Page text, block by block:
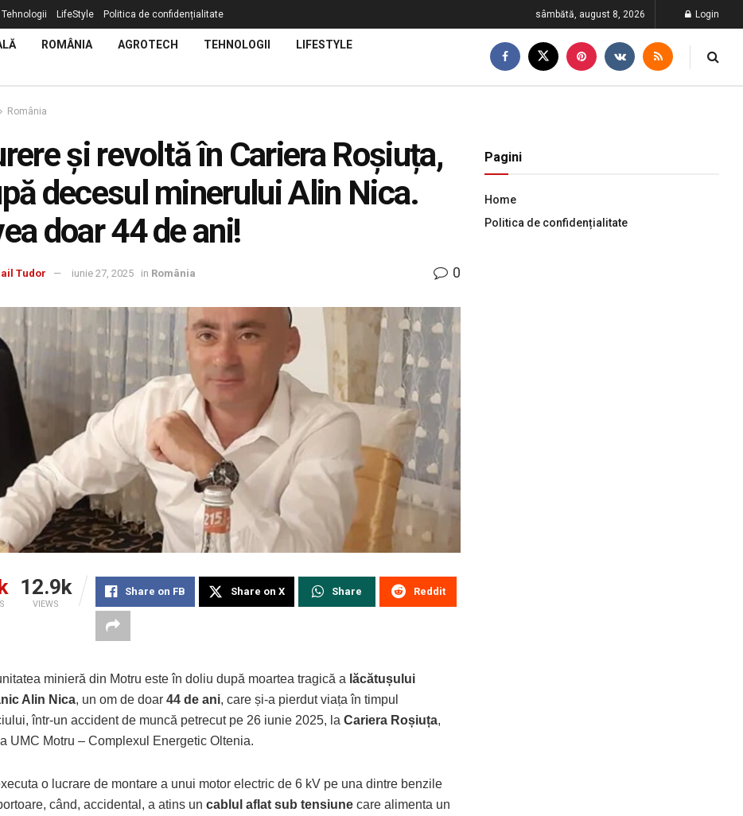
Tehnologii LifeStyle Politica de confidențialitate sâmbătă, august 8, 2026 Login
ROMÂNIA AGROTECH TEHNOLOGII LIFESTYLE
România
și revoltă în Cariera Roșiuța,
decesul minerului Alin Nica.
doar 44 de ani!
Tudor iunie 27, 2025 in România 0
12.9k
VIEWS
Share on FB Share on X Share Reddit
minieră din Motru este în doliu după moartea tragică a lăcătușului
Alin Nica, un om de doar 44 de ani, care și-a pierdut viața în timpul
într-un accident de muncă petrecut pe 26 iunie 2025, la Cariera Roșiuța,
UMC Motru – Complexul Energetic Oltenia.
o lucrare de montare a unui motor electric de 6 kV pe una dintre benzile
când, accidental, a atins un cablul aflat sub tensiune care alimenta un
Pagini
Home
Politica de confidențialitate